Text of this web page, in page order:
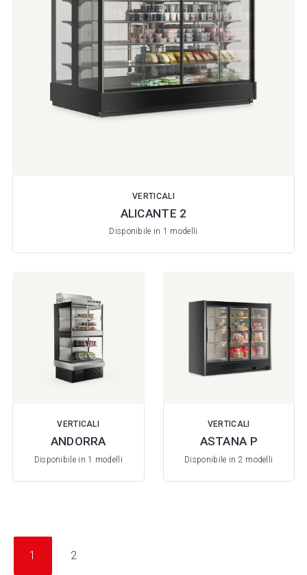
VERTICALI
ALICANTE 2
Disponibile in 1 modelli
VERTICALI
ANDORRA
Disponibile in 1 modelli
VERTICALI
ASTANA P
Disponibile in 2 modelli
1 2